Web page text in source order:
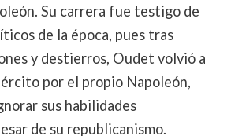
Su carrera fue testigo de
de la época, pues tras
y destierros, Oudet volvió a
por el propio Napoleón,
sus habilidades
de su republicanismo.